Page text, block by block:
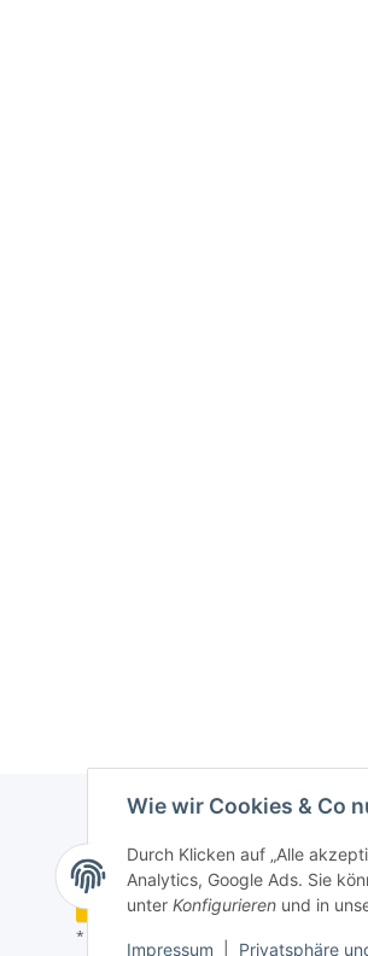
Wie wir Cookies & Co
Durch Klicken auf „Alle
Analytics, Google Ads. Sie
unter Konfigurieren und in
Impressum Privatsphäre
Vertrag widerrufen
* Alle Preise inkl. gesetzlicher USt., zzgl.